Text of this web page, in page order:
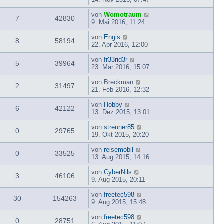
7 42830 von Womotraum
9. Mai 2016, 11:24
8 58194 von Engis
22. Apr 2016, 12:00
5 39964 von fr33rid3r
23. Mär 2016, 15:07
2 31497 von Breckman
21. Feb 2016, 12:32
6 42122 von Hobby
13. Dez 2015, 13:01
0 29765 von streuner85
19. Okt 2015, 20:20
0 33525 von reisemobil
13. Aug 2015, 14:16
3 46106 von CyberNils
9. Aug 2015, 20:11
30 154263 von freetec598
9. Aug 2015, 15:48
0 28751 von freetec598